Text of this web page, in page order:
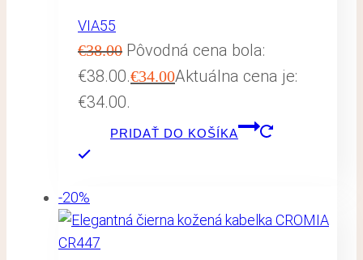
VIA55
€38.00 Pôvodná cena bola:
€38.00.€34.00Aktuálna cena je:
€34.00.
PRIDAŤ DO KOŠÍKA
-20%